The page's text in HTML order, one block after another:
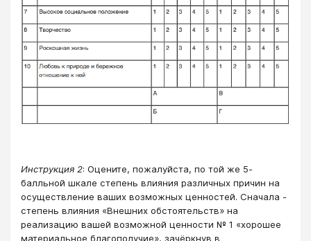
Инструкция 2: Оцените, пожалуйста, по той же 5-
балльной шкале степень влияния различных причин на
осуществление ваших возможных ценностей. Сначала -
степень влияния «Внешних обстоятельств» на
реализацию вашей возможной ценности № 1 «хорошее
материальное благополучие», зачёркнув в